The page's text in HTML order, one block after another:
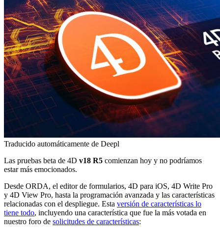
Traducido automáticamente de Deepl
Las pruebas beta de 4D v18 R5 comienzan hoy y no podríamos
estar más emocionados.
Desde ORDA, el editor de formularios, 4D para iOS, 4D Write Pro
y 4D View Pro, hasta la programación avanzada y las características
relacionadas con el despliegue. Esta versión de características lo
tiene todo, incluyendo una característica que fue la más votada en
nuestro foro de solicitudes de características: